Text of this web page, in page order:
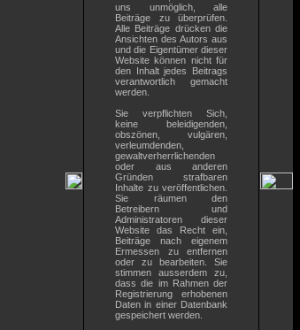
uns unmöglich, alle
Beiträge zu überprüfen.
Alle Beiträge drücken die
Ansichten des Autors aus
und die Eigentümer dieser
Website können nicht für
den Inhalt jedes Beitrags
verantwortlich gemacht
werden.
Sie verpflichten Sich,
keine beleidigenden,
obszönen, vulgären,
verleumdenden,
gewaltverherrlichenden
oder aus anderen
Gründen strafbaren
Inhalte zu veröffentlichen.
Sie räumen den
Betreibern und
Administratoren dieser
Website das Recht ein,
Beiträge nach eigenem
Ermessen zu entfernen
oder zu bearbeiten. Sie
stimmen ausserdem zu,
dass die im Rahmen der
Registrierung erhobenen
Daten in einer Datenbank
gespeichert werden.